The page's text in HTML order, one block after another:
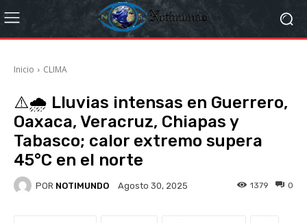
Inicio CLIMA
⚠️🌧️ Lluvias intensas en Guerrero,
Oaxaca, Veracruz, Chiapas y
Tabasco; calor extremo supera
45°C en el norte
POR NOTIMUNDO Agosto 30, 2025 0
1379